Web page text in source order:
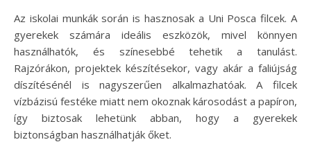
Az iskolai munkák során is hasznosak a Uni Posca filcek. A
gyerekek számára ideális eszközök, mivel könnyen
használhatók, és színesebbé tehetik a tanulást.
Rajzórákon, projektek készítésekor, vagy akár a faliújság
díszítésénél is nagyszerűen alkalmazhatóak. A filcek
vízbázisú festéke miatt nem okoznak károsodást a papíron,
így biztosak lehetünk abban, hogy a gyerekek
biztonságban használhatják őket.